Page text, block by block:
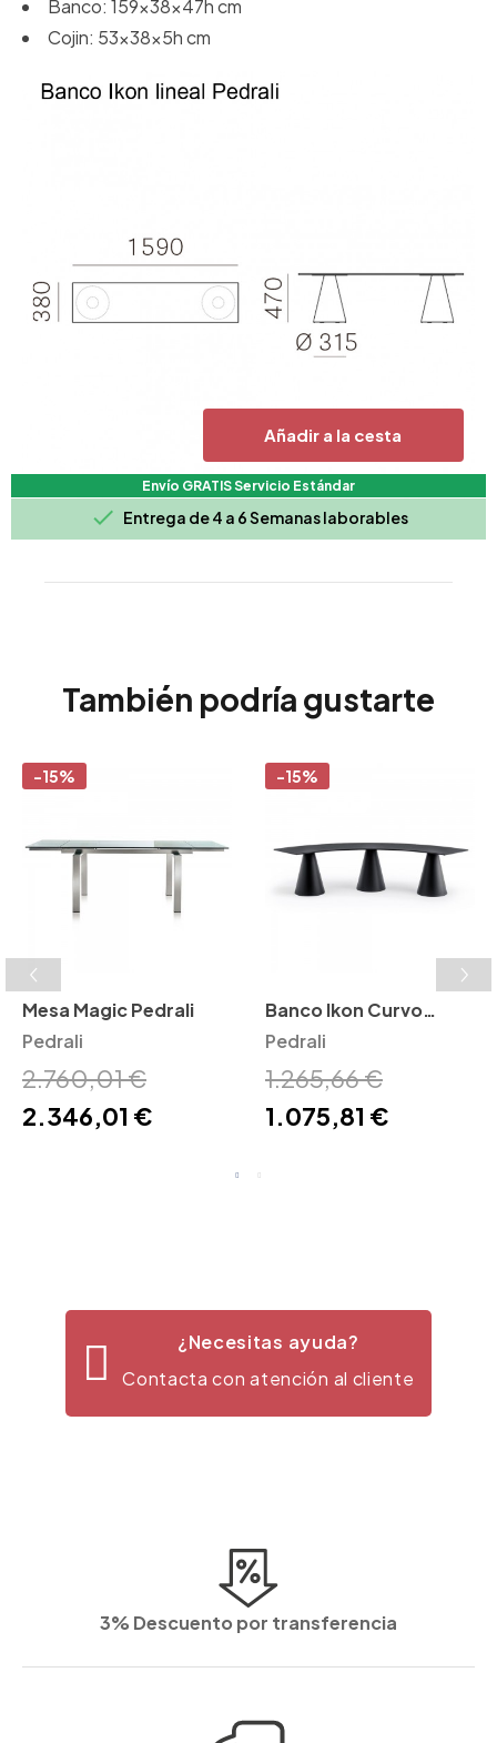
Añadir a la cesta
Envío GRATIS Servicio Estándar
 Entrega de 4 a 6 Semanas laborables
Banco: 159x38x47h cm
Cojin: 53x38x5h cm
También podría gustarte
-15%
Mesa Magic Pedrali
Pedrali
2.760,01 €
2.346,01 €
-15%
Banco Ikon Curvo
Pedrali
Pedrali
1.265,66 €
1.075,81 €
¿Necesitas ayuda?
Contacta con atención al cliente
3% Descuento por transferencia